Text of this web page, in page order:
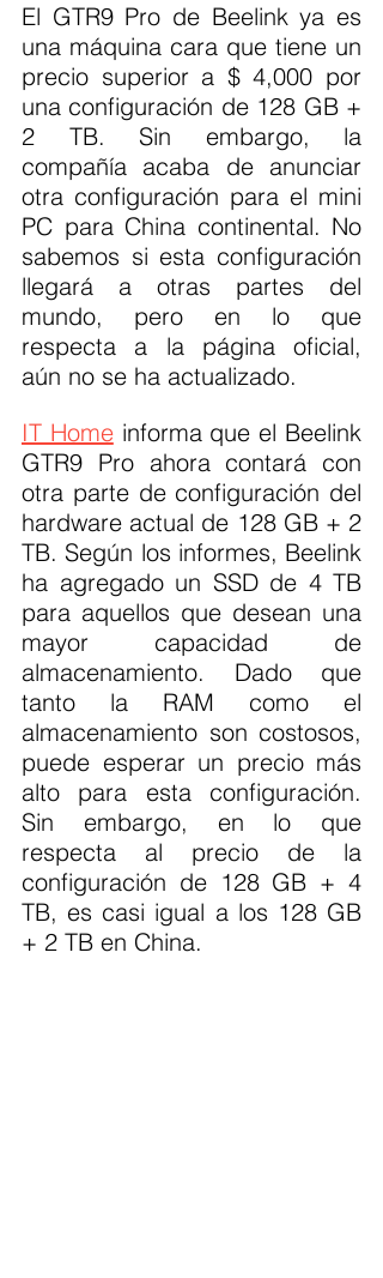
El GTR9 Pro de Beelink ya es
una máquina cara que tiene un
precio superior a $ 4,000 por
una configuración de 128 GB +
2 TB. Sin embargo, la
compañía acaba de anunciar
otra configuración para el mini
PC para China continental. No
sabemos si esta configuración
llegará a otras partes del
mundo, pero en lo que
respecta a la página oficial,
aún no se ha actualizado.
IT Home informa que el Beelink
GTR9 Pro ahora contará con
otra parte de configuración del
hardware actual de 128 GB + 2
TB. Según los informes, Beelink
ha agregado un SSD de 4 TB
para aquellos que desean una
mayor capacidad de
almacenamiento. Dado que
tanto la RAM como el
almacenamiento son costosos,
puede esperar un precio más
alto para esta configuración.
Sin embargo, en lo que
respecta al precio de la
configuración de 128 GB + 4
TB, es casi igual a los 128 GB
+ 2 TB en China.